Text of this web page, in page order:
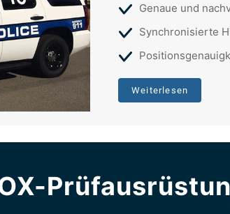
Genaue und
Synchronisierte
Weiterlesen